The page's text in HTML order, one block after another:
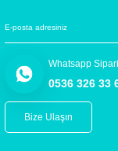
Whatsapp
0536 326 33
Bize Ulaşın